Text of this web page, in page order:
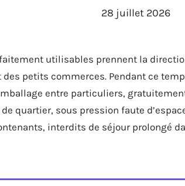
28 juillet 2026
utilisables prennent la
petits commerces. Pendant ce
entre particuliers,
quartier, sous pression faute
interdits de séjour prolongé